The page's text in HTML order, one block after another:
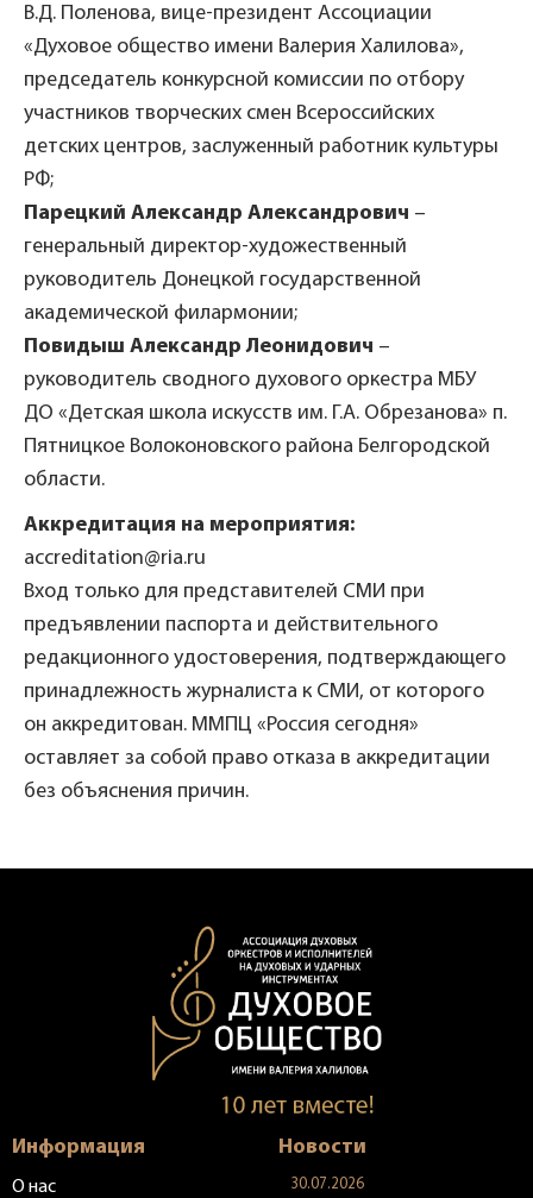
В.Д. Поленова, вице-президент Ассоциации
«Духовое общество имени Валерия Халилова»,
председатель конкурсной комиссии по отбору
участников творческих смен Всероссийских
детских центров, заслуженный работник культуры
РФ;
Парецкий Александр Александрович –
генеральный директор-художественный
руководитель Донецкой государственной
академической филармонии;
Повидыш Александр Леонидович –
руководитель сводного духового оркестра МБУ
ДО «Детская школа искусств им. Г.А. Обрезанова» п.
Пятницкое Волоконовского района Белгородской
области.
Аккредитация на мероприятия:
accreditation@ria.ru
Вход только для представителей СМИ при
предъявлении паспорта и действительного
редакционного удостоверения, подтверждающего
принадлежность журналиста к СМИ, от которого
он аккредитован. ММПЦ «Россия сегодня»
оставляет за собой право отказа в аккредитации
без объяснения причин.
Информация
О нас
Новости
30.07.2026